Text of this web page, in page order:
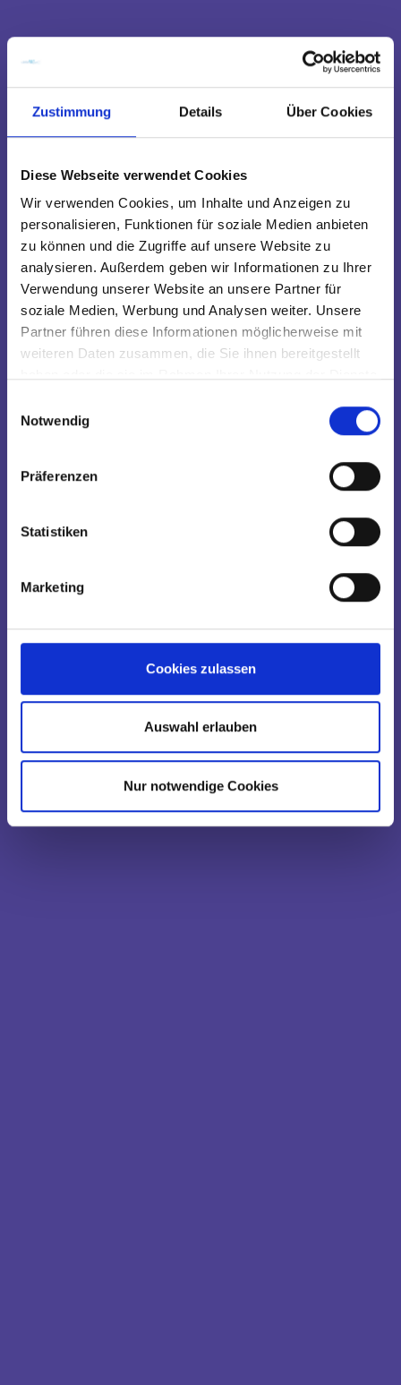
Zustimmung Details Über Cookies
Diese Webseite verwendet Cookies
Wir verwenden Cookies, um Inhalte und Anzeigen zu
personalisieren, Funktionen für soziale Medien anbieten
zu können und die Zugriffe auf unsere Website zu
analysieren. Außerdem geben wir Informationen zu Ihrer
Verwendung unserer Website an unsere Partner für
soziale Medien, Werbung und Analysen weiter. Unsere
Partner führen diese Informationen möglicherweise mit
weiteren Daten zusammen, die Sie ihnen bereitgestellt
Notwendig
Präferenzen
Statistiken
Marketing
Cookies zulassen
Auswahl erlauben
Nur notwendige Cookies
Obaid ur Rahman